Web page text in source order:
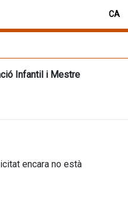
CA
Infantil i Mestre
encara no està